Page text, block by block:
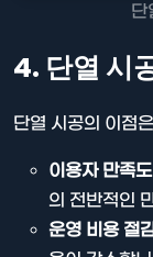
단
4. 단열 시
단열 시공의 이점
이용자 만족
의 전반적인
운영 비용 절